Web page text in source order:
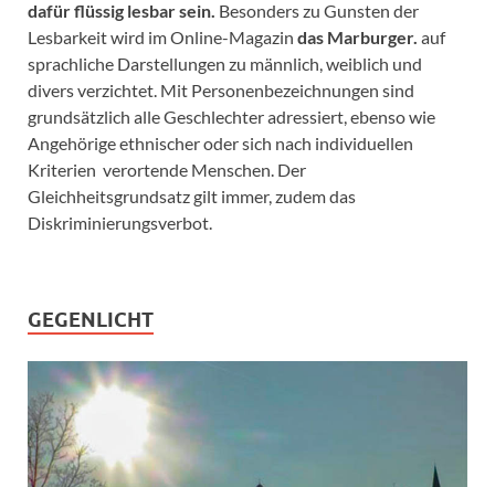
dafür flüssig lesbar sein. Besonders zu Gunsten der
Lesbarkeit wird im Online-Magazin das Marburger. auf
sprachliche Darstellungen zu männlich, weiblich und
divers verzichtet. Mit Personenbezeichnungen sind
grundsätzlich alle Geschlechter adressiert, ebenso wie
Angehörige ethnischer oder sich nach individuellen
Kriterien verortende Menschen. Der
Gleichheitsgrundsatz gilt immer, zudem das
Diskriminierungsverbot.
GEGENLICHT